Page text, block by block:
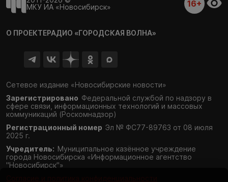
МКУ ИА «Новосибирск»
16+
О ПРОЕКТЕРАДИО «ГОРОДСКАЯ ВОЛНА»
Сетевое издание «Новосибирские новости»
Зарегистрировано Федеральной службой по надзору в
сфере связи, информационных технологий и массовых
коммуникаций (Роскомнадзор)
Регистрационный номер Эл № ФС77-89763 от 08 июля
2025 г.
Учредитель: Муниципальное казённое учреждение
города Новосибирска «Информационное агентство
"Новосибирск"»